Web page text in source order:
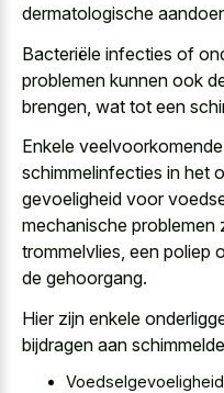
dermatologische
Bacteriële infecties of
problemen kunnen ook
brengen, wat tot een
Enkele
schimmelinfecties in het
gevoeligheid voor
mechanische problemen
trommelvlies, een poliep
de gehoorgang.
Hier zijn enkele
bijdragen aan
Voedselgevoeligheid